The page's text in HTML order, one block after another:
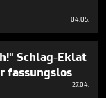
04.05.
Schlag-Eklat
fassungslos
27.04.